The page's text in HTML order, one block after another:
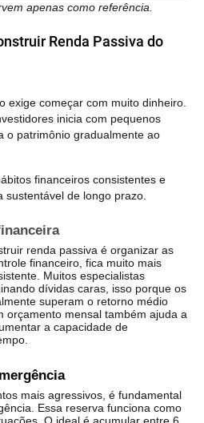
apenas como referência.
Renda Passiva do
exige começar com muito dinheiro.
inicia com pequenos
o patrimônio gradualmente ao
financeiros consistentes e
sustentável de longo prazo.
renda passiva é organizar as
financeiro, fica muito mais
Muitos especialistas
dívidas caras, isso porque os
superam o retorno médio
orçamento mensal também ajuda a
a capacidade de
mais agressivos, é fundamental
Essa reserva funciona como